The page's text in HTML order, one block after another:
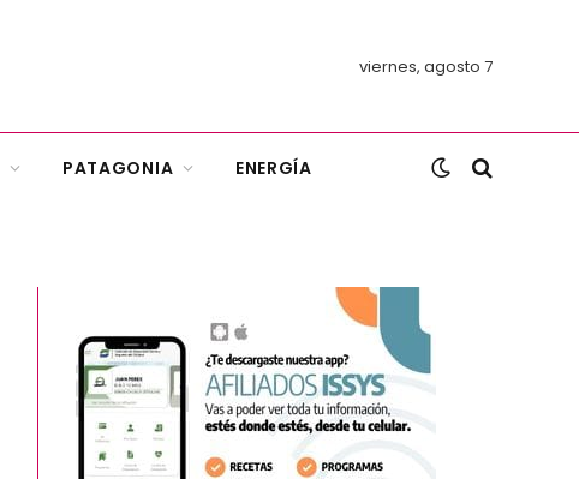
viernes, agosto 7
PATAGONIA ENERGÍA